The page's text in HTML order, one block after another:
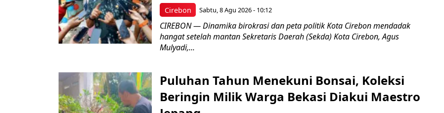
Cirebon Sabtu, 8 Agu 2026 - 10:12
CIREBON — Dinamika birokrasi dan peta politik Kota Cirebon mendadak
hangat setelah mantan Sekretaris Daerah (Sekda) Kota Cirebon, Agus
Mulyadi,...
Puluhan Tahun Menekuni Bonsai, Koleksi
Beringin Milik Warga Bekasi Diakui Maestro